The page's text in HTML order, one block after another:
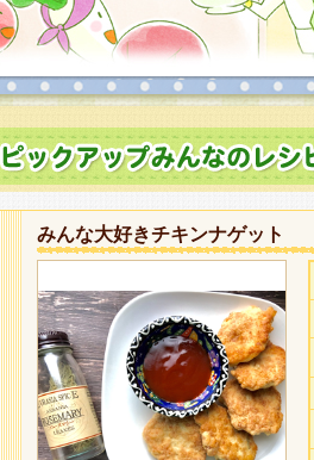
みんな大好きチキンナゲット